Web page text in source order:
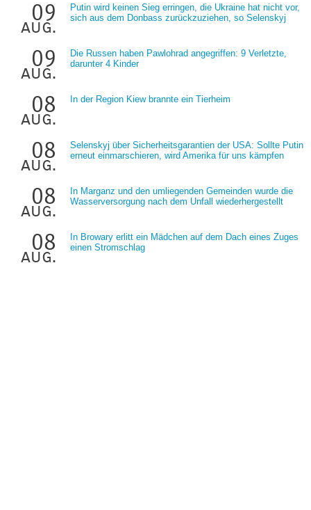
09
aug.
Putin wird keinen Sieg erringen, die Ukraine hat nicht vor,
sich aus dem Donbass zurückzuziehen, so Selenskyj
09
aug.
Die Russen haben Pawlohrad angegriffen: 9 Verletzte,
darunter 4 Kinder
08
aug.
In der Region Kiew brannte ein Tierheim
08
aug.
Selenskyj über Sicherheitsgarantien der USA: Sollte Putin
erneut einmarschieren, wird Amerika für uns kämpfen
08
aug.
In Marganz und den umliegenden Gemeinden wurde die
Wasserversorgung nach dem Unfall wiederhergestellt
08
aug.
In Browary erlitt ein Mädchen auf dem Dach eines Zuges
einen Stromschlag